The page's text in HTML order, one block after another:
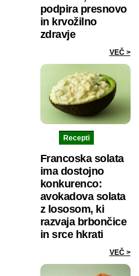
podpira presnovo
in krvožilno
zdravje
VEČ >
Recepti
Francoska solata
ima dostojno
konkurenco:
avokadova solata
z lososom, ki
razvaja brbončice
in srce hkrati
VEČ >